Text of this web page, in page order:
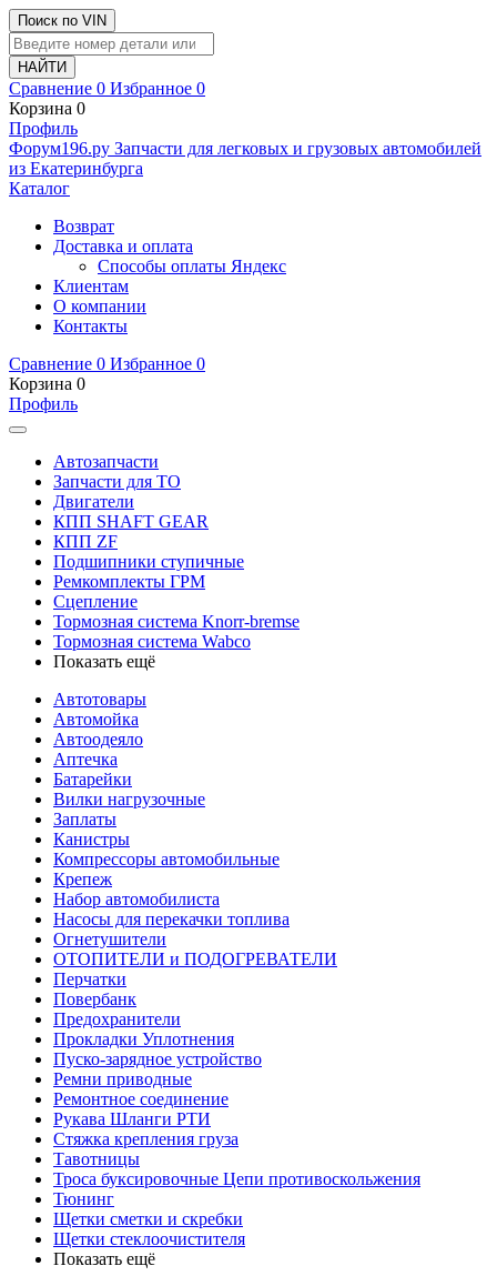
Поиск по VIN
Сравнение 0 Избранное 0
Корзина 0
Профиль
Фoрум196.ру Запчасти для легковых и грузовых автомобилей
из Екатеринбурга
Каталог
Возврат
Доставка и оплата
Способы оплаты Яндекс
Клиентам
О компании
Контакты
Сравнение 0 Избранное 0
Корзина 0
Профиль
Автозапчасти
Запчасти для ТО
Двигатели
КПП SHAFT GEAR
КПП ZF
Подшипники ступичные
Ремкомплекты ГРМ
Сцепление
Тормозная система Knorr-bremse
Тормозная система Wabco
Показать ещё
Автотовары
Автомойка
Автоодеяло
Аптечка
Батарейки
Вилки нагрузочные
Заплаты
Канистры
Компрессоры автомобильные
Крепеж
Набор автомобилиста
Насосы для перекачки топлива
Огнетушители
ОТОПИТЕЛИ и ПОДОГРЕВАТЕЛИ
Перчатки
Повербанк
Предохранители
Прокладки Уплотнения
Пуско-зарядное устройство
Ремни приводные
Ремонтное соединение
Рукава Шланги РТИ
Стяжка крепления груза
Тавотницы
Троса буксировочные Цепи противоскольжения
Тюнинг
Щетки сметки и скребки
Щетки стеклоочистителя
Показать ещё